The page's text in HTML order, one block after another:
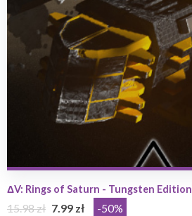
ΔV: Rings of Saturn - Tungsten Edition
15.98 zł 7.99 zł -50%